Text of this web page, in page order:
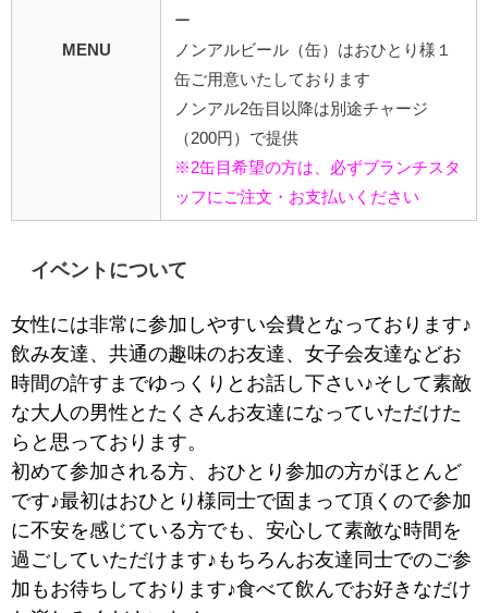
MENU
ー
ノンアルビール（缶）はおひとり様１
缶ご用意いたしております
ノンアル2缶目以降は別途チャージ
（200円）で提供
※2缶目希望の方は、必ずブランチスタ
ッフにご注文・お支払いください
イベントについて
女性には非常に参加しやすい会費となっております♪
飲み友達、共通の趣味のお友達、女子会友達などお
時間の許すまでゆっくりとお話し下さい♪そして素敵
な大人の男性とたくさんお友達になっていただけた
らと思っております。
初めて参加される方、おひとり参加の方がほとんど
です♪最初はおひとり様同士で固まって頂くので参加
に不安を感じている方でも、安心して素敵な時間を
過ごしていただけます♪もちろんお友達同士でのご参
加もお待ちしております♪食べて飲んでお好きなだけ